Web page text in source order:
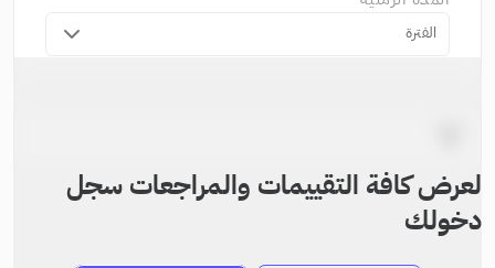
الفترة
لعرض كافة التقييمات والمراجعات سجل
دخولك